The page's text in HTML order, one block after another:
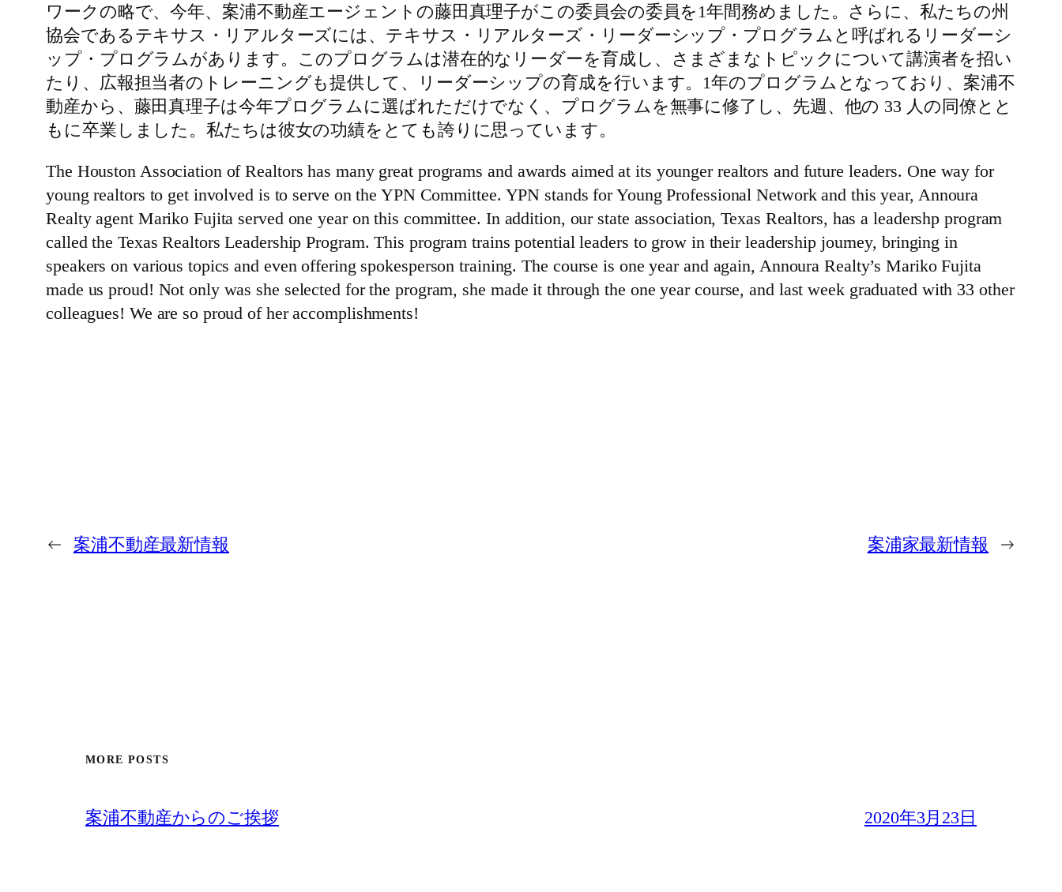
ワークの略で、今年、案浦不動産エージェントの藤田真理子がこの委員会の委員を1年間務めました。さらに、私たちの州
協会であるテキサス・リアルターズには、テキサス・リアルターズ・リーダーシップ・プログラムと呼ばれるリーダーシ
ップ・プログラムがあります。このプログラムは潜在的なリーダーを育成し、さまざまなトピックについて講演者を招い
たり、広報担当者のトレーニングも提供して、リーダーシップの育成を行います。1年のプログラムとなっており、案浦不
動産から、藤田真理子は今年プログラムに選ばれただけでなく、プログラムを無事に修了し、先週、他の 33 人の同僚とと
もに卒業しました。私たちは彼女の功績をとても誇りに思っています。
The Houston Association of Realtors has many great programs and awards aimed at its younger realtors and future leaders. One way for
young realtors to get involved is to serve on the YPN Committee. YPN stands for Young Professional Network and this year, Annoura
Realty agent Mariko Fujita served one year on this committee. In addition, our state association, Texas Realtors, has a leadershp program
called the Texas Realtors Leadership Program. This program trains potential leaders to grow in their leadership journey, bringing in
speakers on various topics and even offering spokesperson training. The course is one year and again, Annoura Realty’s Mariko Fujita
made us proud! Not only was she selected for the program, she made it through the one year course, and last week graduated with 33 other
colleagues! We are so proud of her accomplishments!
← 案浦不動産最新情報 案浦家最新情報 →
MORE POSTS
案浦不動産からのご挨拶 2020年3月23日